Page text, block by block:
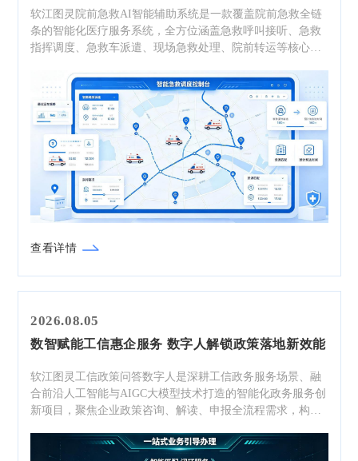
软江图灵院前急救AI智能辅助系统是一款覆盖院前急救全链
条的智能化医疗服务系统，全方位涵盖急救呼叫接听、急救
指挥调度、急救车派遣、现场急救处理、院前转运等核心业
级。系统依托前沿人工智能技术，搭建智能调度系统、生成
式人工智能决策支持系统与院前急救信息共享平台三大核心
载体，彻底重构传统院前急救运行模式。
查看详情
2026.08.05
数智赋能工信惠企服务 数字人解锁政策落地新效能
软江图灵工信政策问答数字人是深耕工信政务服务场景、融
合前沿人工智能与AIGC大模型技术打造的智能化政务服务创
新项目，聚焦企业政策咨询、解读、申报全流程需求，构建
政策服务从“能用”到“好用”、从“可用”到“常用”的智能化发展